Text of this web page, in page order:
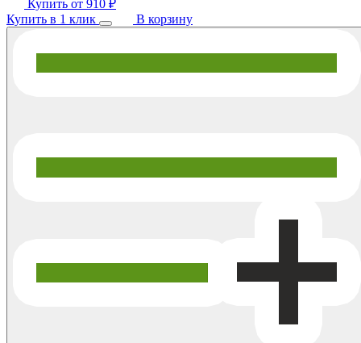
Купить от 910 ₽
Купить в 1 клик
В корзину